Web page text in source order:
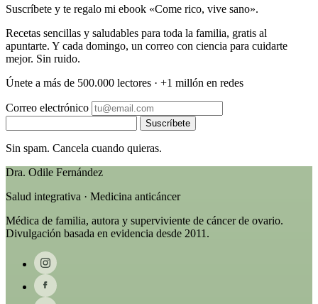
Suscríbete y te regalo mi ebook «Come rico, vive sano».
Recetas sencillas y saludables para toda la familia, gratis al
apuntarte. Y cada domingo, un correo con ciencia para cuidarte
mejor. Sin ruido.
Únete a más de 500.000 lectores · +1 millón en redes
Correo electrónico
Suscríbete
Sin spam. Cancela cuando quieras.
Dra. Odile Fernández
Salud integrativa · Medicina anticáncer
Médica de familia, autora y superviviente de cáncer de ovario.
Divulgación basada en evidencia desde 2011.